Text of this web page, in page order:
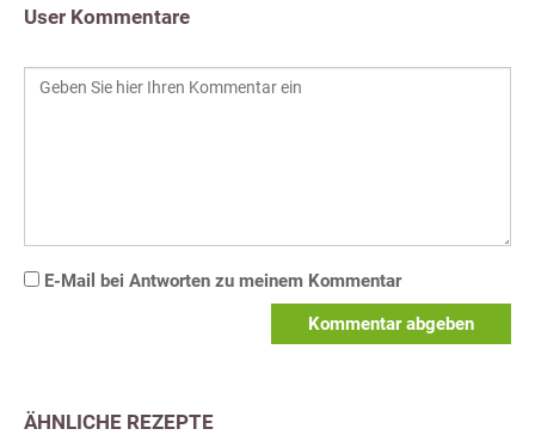
User Kommentare
E-Mail bei Antworten zu meinem Kommentar
Kommentar abgeben
ÄHNLICHE REZEPTE